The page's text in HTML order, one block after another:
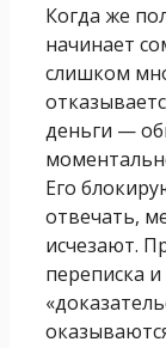
Когда же
начинает
слишком
деньги —
Его
отвечать,
исчезают.
переписка и